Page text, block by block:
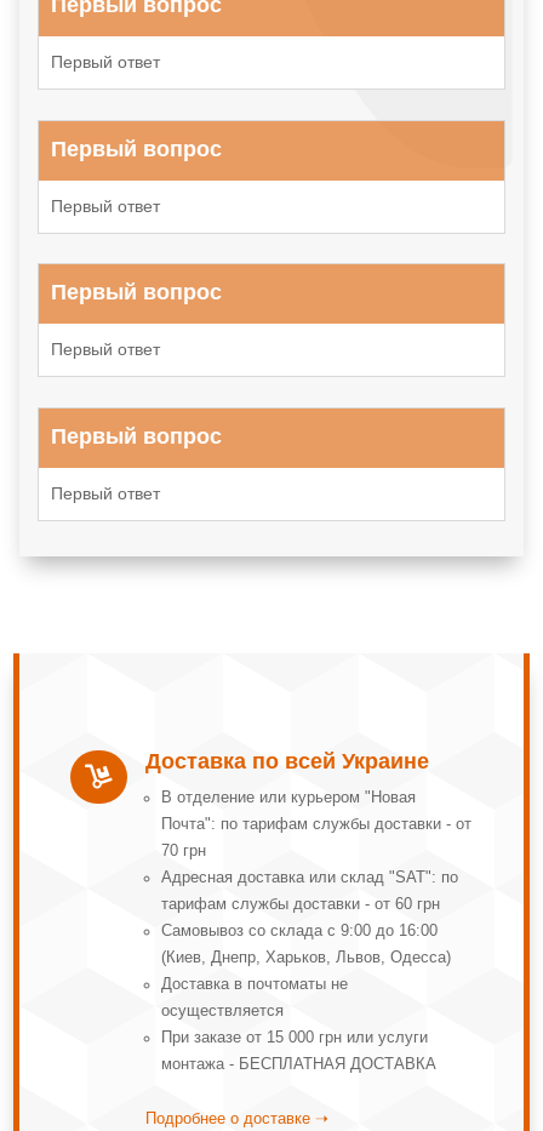
Первый вопрос
Первый ответ
Первый вопрос
Первый ответ
Первый вопрос
Первый ответ
Первый вопрос
Первый ответ

Доставка по всей Украине
В отделение или курьером "Новая
Почта": по тарифам службы доставки - от
70 грн
Адресная доставка или склад "SAT": по
тарифам службы доставки - от 60 грн
Самовывоз со склада с 9:00 до 16:00
(Киев, Днепр, Харьков, Львов, Одесса)
Доставка в почтоматы не
осуществляется
При заказе от 15 000 грн или услуги
монтажа - БЕСПЛАТНАЯ ДОСТАВКА
Подробнее о доставке ➝